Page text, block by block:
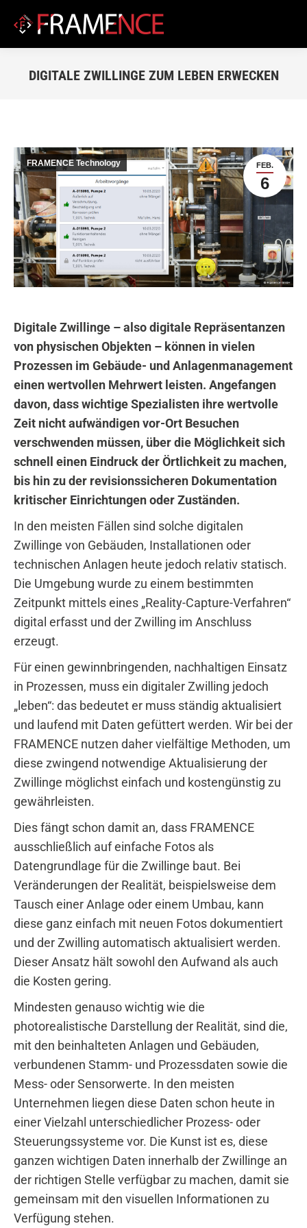
DIGITALE ZWILLINGE ZUM LEBEN ERWECKEN
FEB.
6
FRAMENCE Technology
Digitale Zwillinge – also digitale Repräsentanzen
von physischen Objekten – können in vielen
Prozessen im Gebäude- und Anlagenmanagement
einen wertvollen Mehrwert leisten. Angefangen
davon, dass wichtige Spezialisten ihre wertvolle
Zeit nicht aufwändigen vor-Ort Besuchen
verschwenden müssen, über die Möglichkeit sich
schnell einen Eindruck der Örtlichkeit zu machen,
bis hin zu der revisionssicheren Dokumentation
kritischer Einrichtungen oder Zuständen.
In den meisten Fällen sind solche digitalen
Zwillinge von Gebäuden, Installationen oder
technischen Anlagen heute jedoch relativ statisch.
Die Umgebung wurde zu einem bestimmten
Zeitpunkt mittels eines „Reality-Capture-Verfahren“
digital erfasst und der Zwilling im Anschluss
erzeugt.
Für einen gewinnbringenden, nachhaltigen Einsatz
in Prozessen, muss ein digitaler Zwilling jedoch
„leben“: das bedeutet er muss ständig aktualisiert
und laufend mit Daten gefüttert werden. Wir bei der
FRAMENCE nutzen daher vielfältige Methoden, um
diese zwingend notwendige Aktualisierung der
Zwillinge möglichst einfach und kostengünstig zu
gewährleisten.
Dies fängt schon damit an, dass FRAMENCE
ausschließlich auf einfache Fotos als
Datengrundlage für die Zwillinge baut. Bei
Veränderungen der Realität, beispielsweise dem
Tausch einer Anlage oder einem Umbau, kann
diese ganz einfach mit neuen Fotos dokumentiert
und der Zwilling automatisch aktualisiert werden.
Dieser Ansatz hält sowohl den Aufwand als auch
die Kosten gering.
Mindesten genauso wichtig wie die
photorealistische Darstellung der Realität, sind die,
mit den beinhalteten Anlagen und Gebäuden,
verbundenen Stamm- und Prozessdaten sowie die
Mess- oder Sensorwerte. In den meisten
Unternehmen liegen diese Daten schon heute in
einer Vielzahl unterschiedlicher Prozess- oder
Steuerungssysteme vor. Die Kunst ist es, diese
ganzen wichtigen Daten innerhalb der Zwillinge an
der richtigen Stelle verfügbar zu machen, damit sie
gemeinsam mit den visuellen Informationen zu
Verfügung stehen.